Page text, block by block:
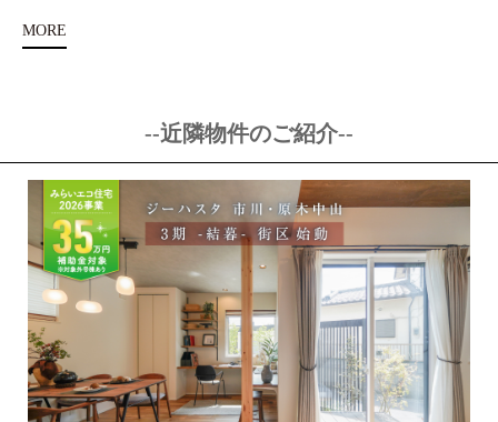
MORE
--近隣物件のご紹介--